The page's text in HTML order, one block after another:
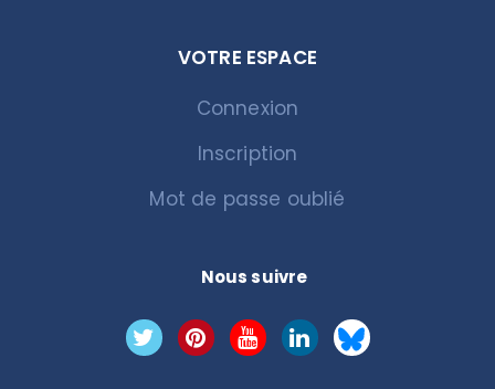
VOTRE ESPACE
Connexion
Inscription
Mot de passe oublié
Nous suivre